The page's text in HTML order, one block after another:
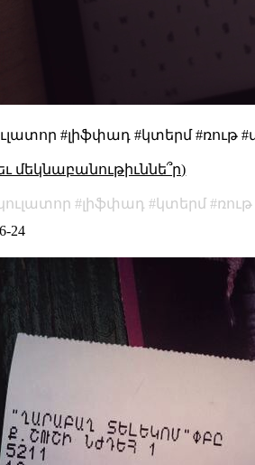
#լիֆփադ #կտերմ #ռութ
մեկնաբանութիւննե՞ր)
լիֆփադ կտերմ ռութ
24